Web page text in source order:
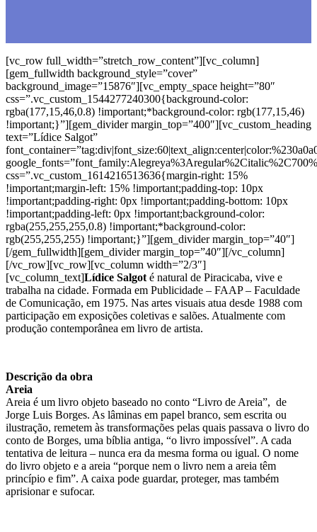
[vc_row full_width=”stretch_row_content”][vc_column]
[gem_fullwidth background_style=”cover”
background_image=”15876″][vc_empty_space height=”80″
css=”.vc_custom_1544277240300{background-color:
rgba(177,15,46,0.8) !important;*background-color: rgb(177,15,46)
!important;}”][gem_divider margin_top=”400″][vc_custom_heading
text=”Lídice Salgot”
css=”.vc_custom_1614216513636{margin-right: 15%
!important;margin-left: 15% !important;padding-top: 10px
!important;padding-right: 0px !important;padding-bottom: 10px
!important;padding-left: 0px !important;background-color:
rgba(255,255,255,0.8) !important;*background-color:
rgb(255,255,255) !important;}”][gem_divider margin_top=”40″]
[/gem_fullwidth][gem_divider margin_top=”40″][/vc_column]
[/vc_row][vc_row][vc_column width=”2/3″]
[vc_column_text]Lídice Salgot é natural de Piracicaba, vive e
trabalha na cidade. Formada em Publicidade – FAAP – Faculdade
de Comunicação, em 1975. Nas artes visuais atua desde 1988 com
participação em exposições coletivas e salões. Atualmente com
produção contemporânea em livro de artista.
Descrição da obra
Areia
Areia é um livro objeto baseado no conto “Livro de Areia”, de
Jorge Luis Borges. As lâminas em papel branco, sem escrita ou
ilustração, remetem às transformações pelas quais passava o livro do
conto de Borges, uma bíblia antiga, “o livro impossível”. A cada
tentativa de leitura – nunca era da mesma forma ou igual. O nome
do livro objeto e a areia “porque nem o livro nem a areia têm
princípio e fim”. A caixa pode guardar, proteger, mas também
aprisionar e sufocar.